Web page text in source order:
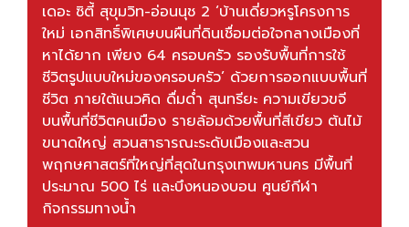
เดอะ ซิตี้ สุขุมวิท-อ่อนนุช 2 ‘บ้านเดี่ยวหรูโครงการ
ใหม่ เอกสิทธิ์พิเศษบนผืนที่ดินเชื่อมต่อใจกลางเมืองที่
หาได้ยาก เพียง 64 ครอบครัว รองรับพื้นที่การใช้
ชีวิตรูปแบบใหม่ของครอบครัว’ ด้วยการออกแบบพื้นที่
ชีวิต ภายใต้แนวคิด ดื่มด่ำ สุนทรียะ ความเขียวขจี
บนพื้นที่ชีวิตคนเมือง รายล้อมด้วยพื้นที่สีเขียว ต้นไม้
ขนาดใหญ่ สวนสาธารณะระดับเมืองและสวน
พฤกษศาสตร์ที่ใหญ่ที่สุดในกรุงเทพมหานคร มีพื้นที่
ประมาณ 500 ไร่ และบึงหนองบอน ศูนย์กีฬา
กิจกรรมทางน้ำ